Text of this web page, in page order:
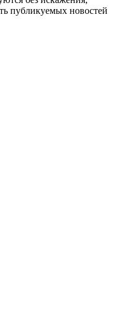
публикуемых новостей